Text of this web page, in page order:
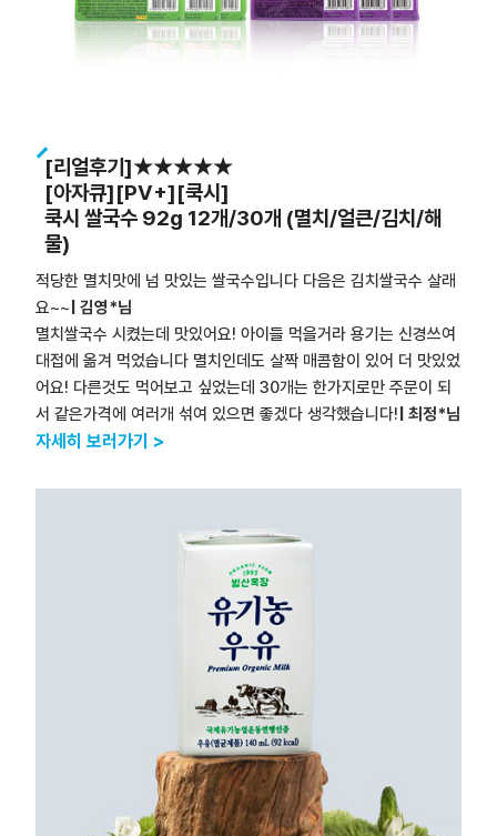
[리얼후기]★★★★★
[아자큐][PV+][쿡시]
쿡시 쌀국수 92g 12개/30개 (멸치/얼큰/김치/해
물)
적당한 멸치맛에 넘 맛있는 쌀국수입니다 다음은 김치쌀국수 살래
요~~ | 김영*님
멸치쌀국수 시켰는데 맛있어요! 아이들 먹을거라 용기는 신경쓰여
대접에 옮겨 먹었습니다 멸치인데도 살짝 매콤함이 있어 더 맛있었
어요! 다른것도 먹어보고 싶었는데 30개는 한가지로만 주문이 되
서 같은가격에 여러개 섞여 있으면 좋겠다 생각했습니다! | 최정*님
자세히 보러가기 >